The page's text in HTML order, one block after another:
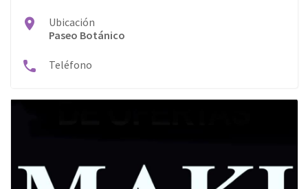
Ubicación
Paseo Botánico
Teléfono